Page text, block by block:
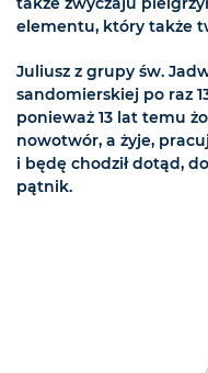
elementu, który także
Juliusz z grupy św.
sandomierskiej po raz
ponieważ 13 lat temu
nowotwór, a żyje,
i będę chodził dotąd,
pątnik.